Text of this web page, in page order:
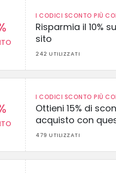
I CODICI SCONTO PIÙ
Risparmia il 10%
sito
242 UTILIZZATI
I CODICI SCONTO PIÙ
Ottieni 15% di
acquisto con
479 UTILIZZATI